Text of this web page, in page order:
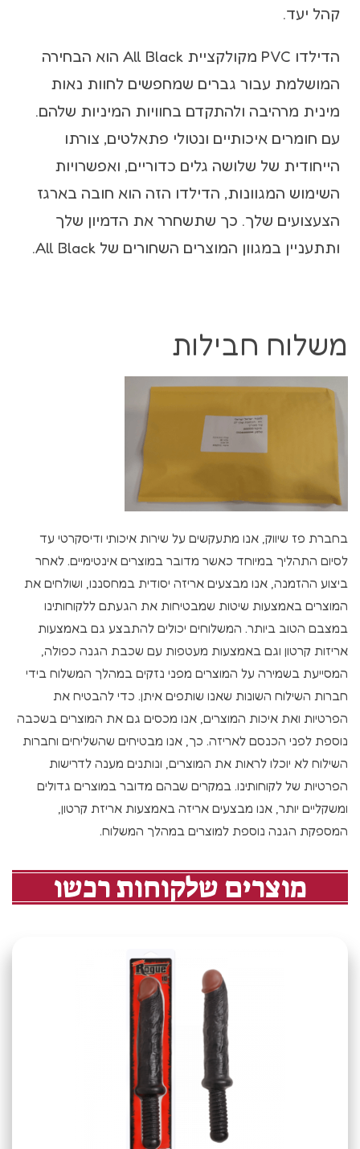
קהל יעד.
הדילדו PVC מקולקציית All Black הוא הבחירה
המושלמת עבור גברים שמחפשים לחוות נאות
מינית מרהיבה ולהתקדם בחוויות המיניות שלהם.
עם חומרים איכותיים ונטולי פתאלטים, צורתו
הייחודית של שלושה גלים כדוריים, ואפשרויות
השימוש המגוונות, הדילדו הזה הוא חובה בארגז
הצעצועים שלך. כך שתשחרר את הדמיון שלך
ותתעניין במגוון המוצרים השחורים של All Black.
משלוח חבילות
בחברת פז שיווק, אנו מתעקשים על שירות איכותי ודיסקרטי עד
לסיום התהליך במיוחד כאשר מדובר במוצרים אינטימיים. לאחר
ביצוע ההזמנה, אנו מבצעים אריזה יסודית במחסננו, ושולחים את
המוצרים באמצעות שיטות שמבטיחות את הגעתם ללקוחותינו
במצבם הטוב ביותר. המשלוחים יכולים להתבצע גם באמצעות
אריזות קרטון וגם באמצעות מעטפות עם שכבת הגנה כפולה,
המסייעת בשמירה על המוצרים מפני נזקים במהלך המשלוח בידי
חברות השילוח השונות שאנו שותפים איתן. כדי להבטיח את
הפרטיות ואת איכות המוצרים, אנו מכסים גם את המוצרים בשכבה
נוספת לפני הכנסם לאריזה. כך, אנו מבטיחים שהשליחים וחברות
השילוח לא יוכלו לראות את המוצרים, ונותנים מענה לדרישות
הפרטיות של לקוחותינו. במקרים שבהם מדובר במוצרים גדולים
ומשקליים יותר, אנו מבצעים אריזה באמצעות אריזת קרטון,
המספקת הגנה נוספת למוצרים במהלך המשלוח.
מוצרים שלקוחות רכשו